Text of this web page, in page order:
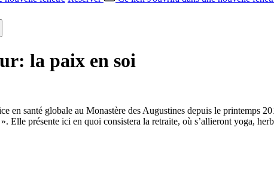
la paix en soi
en santé globale au Monastère des Augustines depuis le printemps
». Elle présente ici en quoi consistera la retraite, où s’allieront yoga,